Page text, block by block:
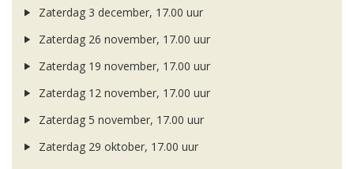
Zaterdag 3 december, 17.00 uur
Zaterdag 26 november, 17.00 uur
Zaterdag 19 november, 17.00 uur
Zaterdag 12 november, 17.00 uur
Zaterdag 5 november, 17.00 uur
Zaterdag 29 oktober, 17.00 uur